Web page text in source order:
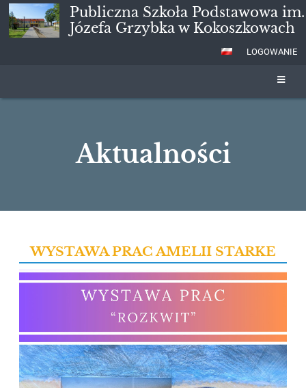
Publiczna Szkoła Podstawowa im.
Józefa Grzybka w Kokoszkowach
LOGOWANIE
Aktualności
WYSTAWA PRAC AMELII STARKE